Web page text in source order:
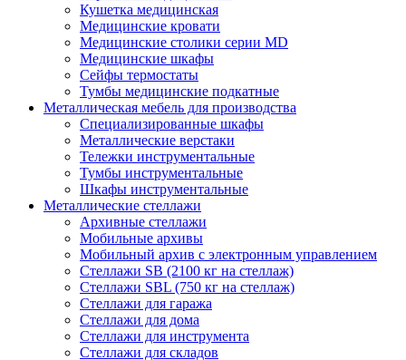
Кушетка медицинская
Медицинские кровати
Медицинские столики серии MD
Медицинские шкафы
Сейфы термостаты
Тумбы медицинские подкатные
Металлическая мебель для производства
Cпециализированные шкафы
Металлические верстаки
Тележки инструментальные
Тумбы инструментальные
Шкафы инструментальные
Металлические стеллажи
Архивные стеллажи
Мобильные архивы
Мобильный архив с электронным управлением
Стеллажи SB (2100 кг на стеллаж)
Стеллажи SBL (750 кг на стеллаж)
Стеллажи для гаража
Стеллажи для дома
Стеллажи для инструмента
Стеллажи для складов